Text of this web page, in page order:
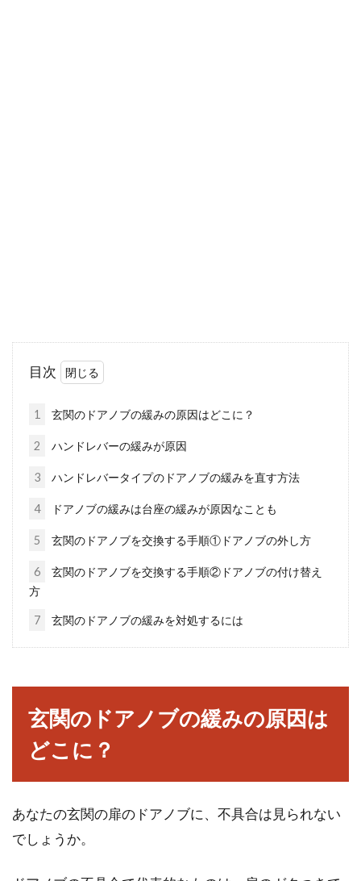
っておきたいマメ知識
コツさえ掴めば簡単にできる！濡縁
近年、DIYが流行しています。そのため、壁紙
とトラブル原因と対策
者のテレビが...
目次
1 玄関のドアノブの緩みの原因はどこに？
2 ハンドレバーの緩みが原因
3 ハンドレバータイプのドアノブの緩みを直す方法
4 ドアノブの緩みは台座の緩みが原因なことも
5 玄関のドアノブを交換する手順①ドアノブの外し方
6
玄関のドアノブを交換する手順②ドアノブの付け替え
方
7 玄関のドアノブの緩みを対処するには
玄関のドアノブの緩みの原因は
どこに？
あなたの玄関の扉のドアノブに、不具合は見られない
でしょうか。